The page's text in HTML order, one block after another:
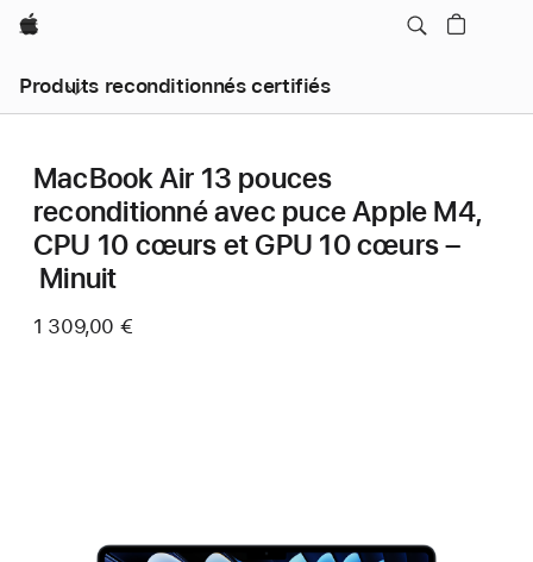
Apple
Produits reconditionnés certifiés
MacBook Air 13 pouces
reconditionné avec puce Apple M4,
CPU 10 cœurs et GPU 10 cœurs –
Minuit
1 309,00 €